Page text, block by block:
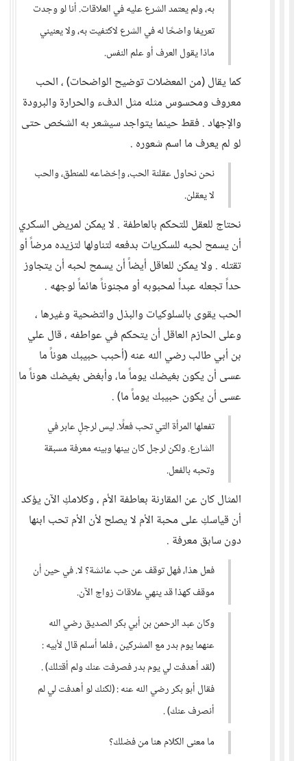
به، ولم يعتمد الشرع عليه في العلاقات. أنا لو وجدت
تعريفا واضحًا له في الشرع لاكتفيت به، ولا يعنيني
ماذا يقول العرف أو علم النفس.
كما يقال (من المعضلات توضيح الواضحات) ، الحب
معروف ومحسوس مثله مثل الدفء والحرارة والبرودة
والإجهاد . فقط حينما يتواجد سيشعر به الشخص حتى
لو لم يعرف ما اسم شعوره .
نحن نحاول عقلنة الحب، وإخضاعه للمنطق، والحب
لا يعقلن.
نحتاج للعقل للتحكم بالعاطفة . لا يمكن لمريض السكري
أن يسمح لحبه للسكريات بدفعه لتناولها لتزيده مرضاً أو
تقتله . ولا يمكن للعاقل أيضاً أن يسمح لحبه أن يتجاوز
حداً تجعله عبداً لمحبوبه أو مجنوناً هائماً لوجهه .
الحب يقوى بالسلوكيات والبذل والتضحية وغيرها ،
وعلى الحازم العاقل أن يتحكم في عواطفه ، قال علي
بن أبي طالب رضي الله عنه (أحبب حبيبك هوناً ما
عسى أن يكون بغيضك يوماً ما، وأبغض بغيضك هوناً ما
عسى أن يكون حبيبك يوماً ما) .
تفعلها المرأة التي تحب فعلًا. ليس لرجلٍ عابر في
الشارع. ولكن لرجل كان بينها وبينه معرفة مسبقة
وتحبه بالفعل.
المثال كان عن المقارنة بعاطفة الأم ، وكلامكِ الآن يؤكد
أن قياسكِ على محبة الأم لا يصلح لأن الأم تحب ابنها
دون سابق معرفة .
فعل هذا، فهل توقف عن حب عائشة؟ لا. في حين أن
موقف كهذا قد ينهي علاقات زواج الآن.
وكان عبد الرحمن بن أبي بكر الصديق رضي الله
عنهما يوم بدر مع المشركين ، فلما أسلم قال لأبيه :
(لقد أهدفت لي يوم بدر فصرفت عنك ولم أقتلك) .
فقال أبو بكر رضي الله عنه : (لكنك لو أهدفت لي لم
أنصرف عنك) .
ما معنى الكلام هنا من فضلك؟